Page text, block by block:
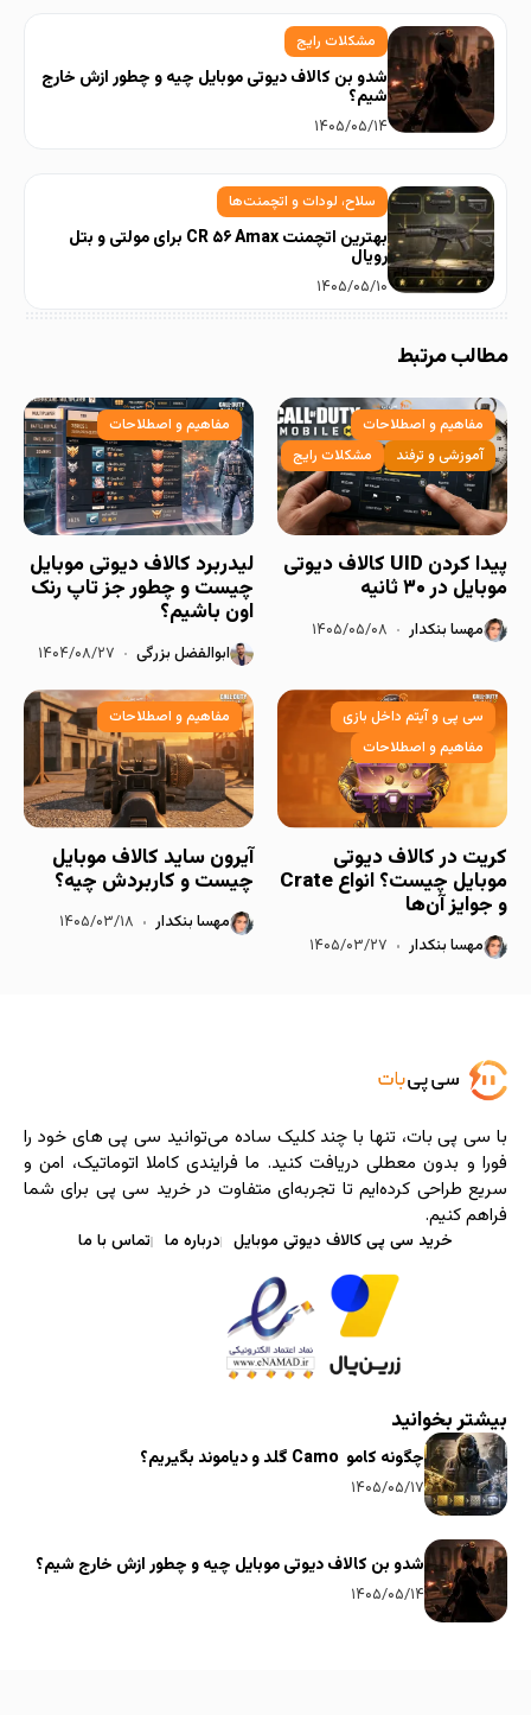
مشکلات رایج
شدو بن کالاف دیوتی موبایل چیه و چطور ازش خارج
شیم؟
۱۴۰۵/۰۵/۱۴
سلاح، لودات و اتچمنت‌ها
بهترین اتچمنت CR ۵۶ Amax برای مولتی و بتل
رویال
۱۴۰۵/۰۵/۱۰
مطالب مرتبط
مفاهیم و اصطلاحات
آموزشی و ترفند
مشکلات رایج
پیدا کردن UID کالاف دیوتی
موبایل در ۳۰ ثانیه
مهسا بنکدار ۱۴۰۵/۰۵/۰۸
مفاهیم و اصطلاحات
لیدربرد کالاف دیوتی موبایل
چیست و چطور جز تاپ رنک
اون باشیم؟
ابوالفضل بزرگی ۱۴۰۴/۰۸/۲۷
سی پی و آیتم داخل بازی
مفاهیم و اصطلاحات
کریت در کالاف دیوتی
موبایل چیست؟ انواع Crate
و جوایز آن‌ها
مهسا بنکدار ۱۴۰۵/۰۳/۲۷
مفاهیم و اصطلاحات
آیرون ساید کالاف موبایل
چیست و کاربردش چیه؟
مهسا بنکدار ۱۴۰۵/۰۳/۱۸
با سی ‌پی‌ بات، تنها با چند کلیک ساده می‌توانید سی پی های خود را
فورا و بدون معطلی دریافت کنید. ما فرایندی کاملا اتوماتیک، امن و
سریع طراحی کرده‌ایم تا تجربه‌ای متفاوت در خرید سی پی برای شما
فراهم کنیم.
خرید سی پی کالاف دیوتی موبایل درباره ما تماس با ما
بیشتر بخوانید
چگونه کامو Camo گلد و دیاموند بگیریم؟
۱۴۰۵/۰۵/۱۷
شدو بن کالاف دیوتی موبایل چیه و چطور ازش خارج شیم؟
۱۴۰۵/۰۵/۱۴